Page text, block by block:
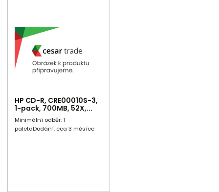
HP CD-R, CRE00010S-3,
1-pack, 700MB, 52X,...
Minimální odběr: 1
paletaDodání: cca 3 měsíce